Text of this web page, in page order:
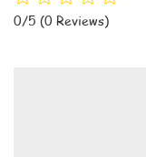
0/5 (0 Reviews)